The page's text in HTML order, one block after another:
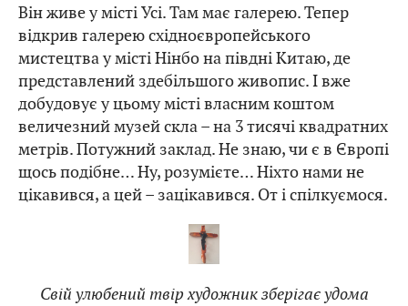
Він живе у місті Усі. Там має галерею. Тепер
відкрив галерею східноєвропейського
мистецтва у місті Нінбо на півдні Китаю, де
представлений здебільшого живопис. І вже
добудовує у цьому місті власним коштом
величезний музей скла – на 3 тисячі квадратних
метрів. Потужний заклад. Не знаю, чи є в Європі
щось подібне… Ну, розумієте… Ніхто нами не
цікавився, а цей – зацікавився. От і спілкуємося.
Свій улюбений твір художник зберігає удома